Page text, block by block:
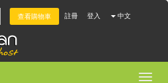
中文
登入
註冊
查看購物車
Toggle